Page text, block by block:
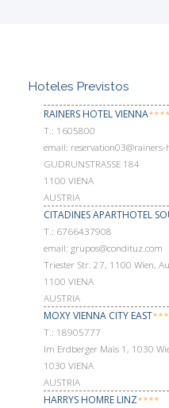
Hoteles Previstos
RAINERS HOTEL VIENNA****
Т.: 1605800
email: reservation03@rainers-
GUDRUNSTRASSE 184
1100 VIENA
AUSTRIA
CITADINES APARTHOTEL
Т.: 6766437908
email: grupos@condituz.com
Triester Str. 27, 1100 Wien,
1100 VIENA
AUSTRIA
MOXY VIENNA CITY EAST
Т.: 18905777
Im Erdberger Mais 1, 1030
1030 VIENA
AUSTRIA
HARRYS HOMRE LINZ****